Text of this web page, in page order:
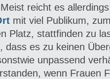
reicht es
mit viel Publikum,
Platz, stattfinden zu
dass es zu keinen
unpassend
wenn Frauen